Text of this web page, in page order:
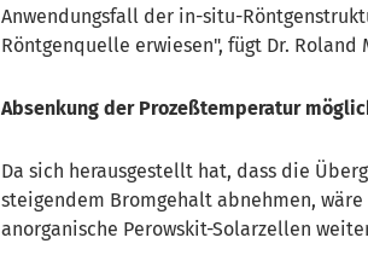
Anwendungsfall der in-situ-
Röntgenquelle erwiesen", fügt Dr. Roland
Absenkung der Prozeßtemperatur
Da sich herausgestellt hat, dass die
steigendem Bromgehalt abnehmen,
anorganische Perowskit-Solarzellen